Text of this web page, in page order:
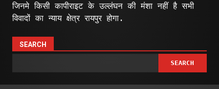
जिनमे किसी कापीराइट के उल्लंघन की मंशा नहीं है सभी
विवादों का न्याय क्षेत्र रायपुर होगा.
SEARCH
SEARCH